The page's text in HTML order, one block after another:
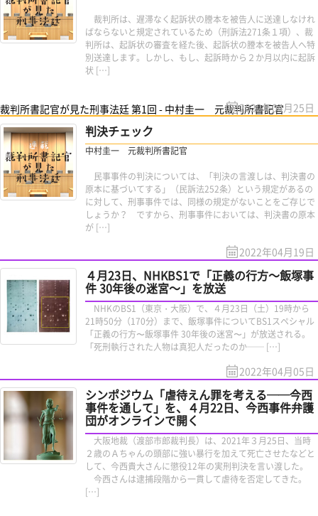
裁判所は、遅滞なく起訴状の謄本を被告人に送達しなけれ
ばならないと規定されているため（刑訴法271条１項）、裁
判所は、起訴状の審査を経た後、起訴状の謄本を被告人へ特
別送達します。しかし、もし、起訴時から２か月以内に起訴
状 […]
裁判所書記官が見た刑事法廷 第1回 - 中村圭一 元裁判所書記官
2022年04月25日
判決チェック
中村圭一 元裁判所書記官
民事事件の判決については、「判決の言渡しは、判決書の
原本に基づいてする」（民訴法252条）という規定があるの
に対して、刑事事件では、同様の規定がないことをご存じで
しょうか？ ですから、刑事事件においては、判決書の原本
が […]
2022年04月19日
４月23日、NHKBS1で「正義の行方～飯塚事
件 30年後の迷宮～」を放送
NHKのBS1（東京・大阪）で、４月23日（土）19時から
21時50分（170分）まで、飯塚事件についてBS1スペシャル
「正義の行方〜飯塚事件 30年後の迷宮〜」が放送される。
「死刑執行された人物は真犯人だったのか── […]
2022年04月05日
シンポジウム「虐待えん罪を考える──今西
事件を通して」を、４月22日、今西事件弁護
団がオンラインで開く
大阪地裁（渡部市郎裁判長）は、2021年３月25日、当時
２歳のＡちゃんの頭部に強い暴行を加えて死亡させたなどと
して、今西貴大さんに懲役12年の実刑判決を言い渡した。
今西さんは逮捕段階から一貫して虐待を否定してきた。
[…]